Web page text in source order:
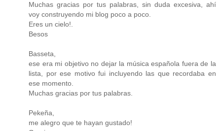
Muchas gracias por tus palabras, sin duda excesiva, ahí
voy construyendo mi blog poco a poco.
Eres un cielo!.
Besos
Basseta,
ese era mi objetivo no dejar la música española fuera de la
lista, por ese motivo fui incluyendo las que recordaba en
ese momento.
Muchas gracias por tus palabras.
Pekeña,
me alegro que te hayan gustado!